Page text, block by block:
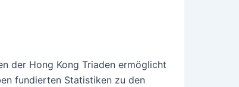
der Hong Kong Triaden ermöglicht
fundierten Statistiken zu den